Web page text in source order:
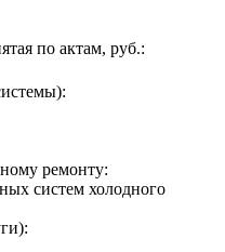
по актам, руб.:
ремонту:
систем холодного